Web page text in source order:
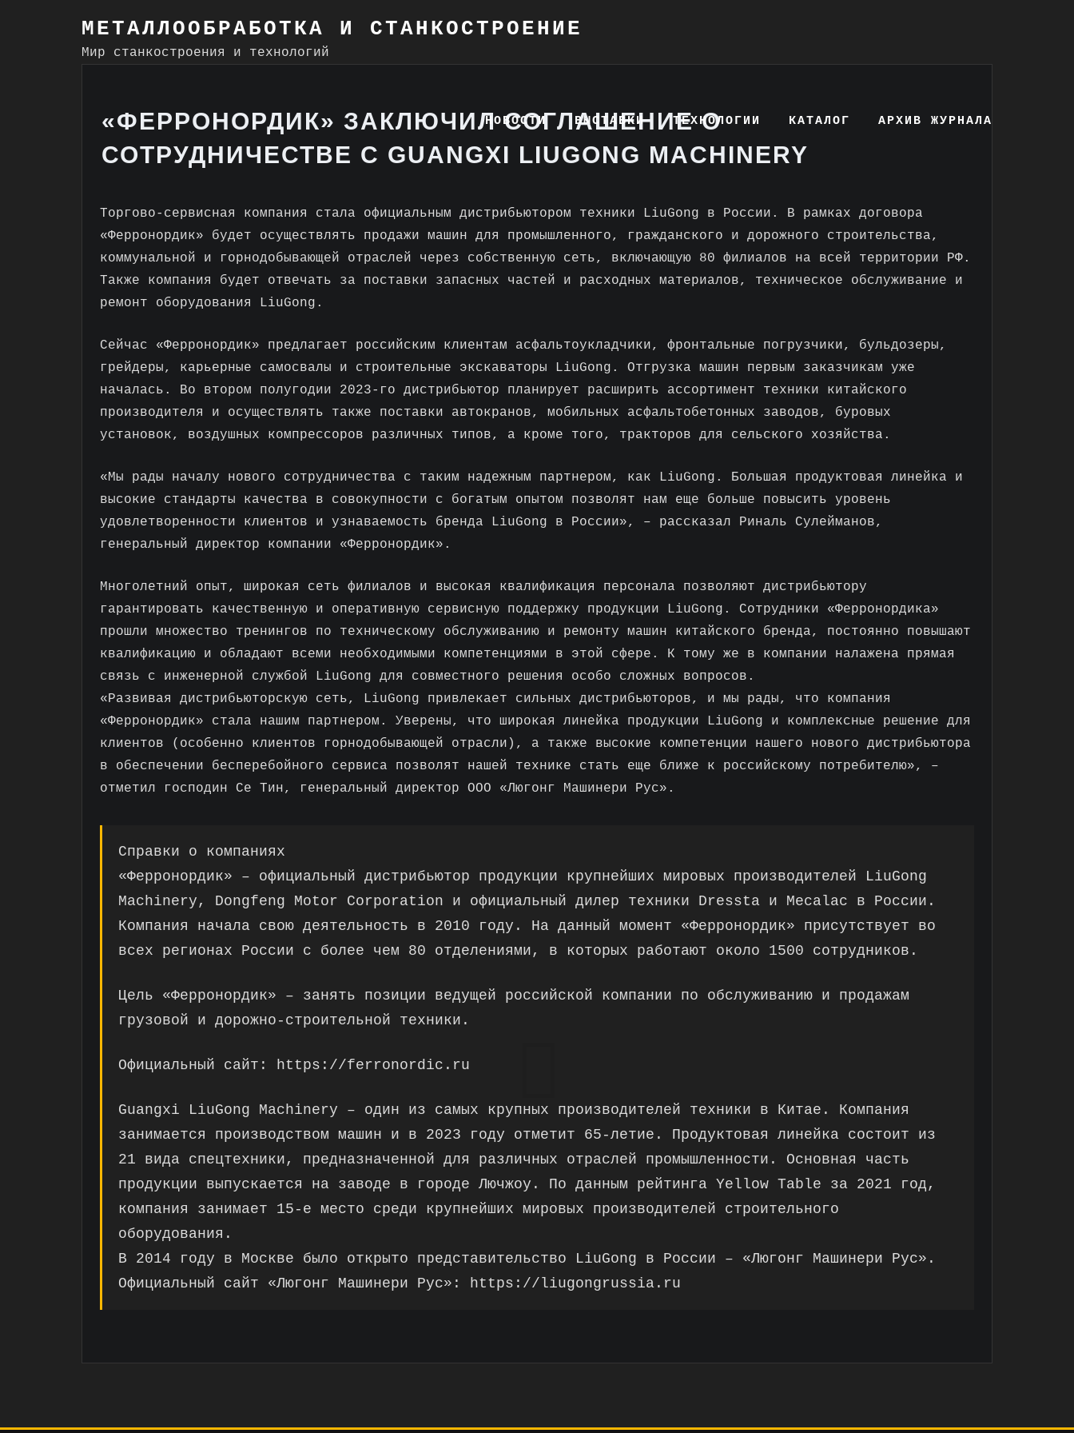
МЕТАЛЛООБРАБОТКА И СТАНКОСТРОЕНИЕ
Мир станкостроения и технологий
НОВОСТИ ВЫСТАВКИ ТЕХНОЛОГИИ КАТАЛОГ АРХИВ ЖУРНАЛА
«ФЕРРОНОРДИК» ЗАКЛЮЧИЛ СОГЛАШЕНИЕ О
СОТРУДНИЧЕСТВЕ С GUANGXI LIUGONG MACHINERY
Торгово-сервисная компания стала официальным дистрибьютором техники LiuGong в России. В рамках договора
«Ферронордик» будет осуществлять продажи машин для промышленного, гражданского и дорожного строительства,
коммунальной и горнодобывающей отраслей через собственную сеть, включающую 80 филиалов на всей территории РФ.
Также компания будет отвечать за поставки запасных частей и расходных материалов, техническое обслуживание и
ремонт оборудования LiuGong.
Сейчас «Ферронордик» предлагает российским клиентам асфальтоукладчики, фронтальные погрузчики, бульдозеры,
грейдеры, карьерные самосвалы и строительные экскаваторы LiuGong. Отгрузка машин первым заказчикам уже
началась. Во втором полугодии 2023-го дистрибьютор планирует расширить ассортимент техники китайского
производителя и осуществлять также поставки автокранов, мобильных асфальтобетонных заводов, буровых
установок, воздушных компрессоров различных типов, а кроме того, тракторов для сельского хозяйства.
«Мы рады началу нового сотрудничества с таким надежным партнером, как LiuGong. Большая продуктовая линейка и
высокие стандарты качества в совокупности с богатым опытом позволят нам еще больше повысить уровень
удовлетворенности клиентов и узнаваемость бренда LiuGong в России», – рассказал Риналь Сулейманов,
генеральный директор компании «Ферронордик».
Многолетний опыт, широкая сеть филиалов и высокая квалификация персонала позволяют дистрибьютору
гарантировать качественную и оперативную сервисную поддержку продукции LiuGong. Сотрудники «Ферронордика»
прошли множество тренингов по техническому обслуживанию и ремонту машин китайского бренда, постоянно повышают
квалификацию и обладают всеми необходимыми компетенциями в этой сфере. К тому же в компании налажена прямая
связь с инженерной службой LiuGong для совместного решения особо сложных вопросов.
«Развивая дистрибьюторскую сеть, LiuGong привлекает сильных дистрибьюторов, и мы рады, что компания
«Ферронордик» стала нашим партнером. Уверены, что широкая линейка продукции LiuGong и комплексные решение для
клиентов (особенно клиентов горнодобывающей отрасли), а также высокие компетенции нашего нового дистрибьютора
в обеспечении бесперебойного сервиса позволят нашей технике стать еще ближе к российскому потребителю», –
отметил господин Се Тин, генеральный директор ООО «Люгонг Машинери Рус».
Справки о компаниях
«Ферронордик» – официальный дистрибьютор продукции крупнейших мировых производителей LiuGong
Machinery, Dongfeng Motor Corporation и официальный дилер техники Dressta и Mecalac в России.
Компания начала свою деятельность в 2010 году. На данный момент «Ферронордик» присутствует во
всех регионах России с более чем 80 отделениями, в которых работают около 1500 сотрудников.
Цель «Ферронордик» – занять позиции ведущей российской компании по обслуживанию и продажам
грузовой и дорожно-строительной техники.
Официальный сайт: https://ferronordic.ru
Guangxi LiuGong Machinery – один из самых крупных производителей техники в Китае. Компания
занимается производством машин и в 2023 году отметит 65-летие. Продуктовая линейка состоит из
21 вида спецтехники, предназначенной для различных отраслей промышленности. Основная часть
продукции выпускается на заводе в городе Лючжоу. По данным рейтинга Yellow Table за 2021 год,
компания занимает 15-е место среди крупнейших мировых производителей строительного
оборудования.
В 2014 году в Москве было открыто представительство LiuGong в России – «Люгонг Машинери Рус».
Официальный сайт «Люгонг Машинери Рус»: https://liugongrussia.ru